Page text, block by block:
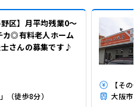
区】月平均残業0～
◎有料老人ホーム
さんの募集です♪
（徒歩8分）
【その
大阪市